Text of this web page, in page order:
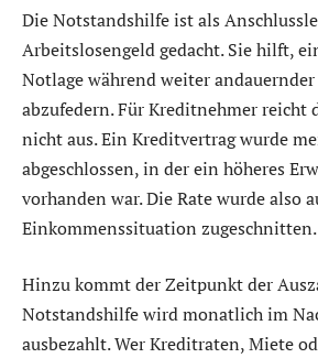
Die Notstandshilfe ist als
Arbeitslosengeld gedacht. Sie hilft,
Notlage während weiter
abzufedern. Für Kreditnehmer reicht
nicht aus. Ein Kreditvertrag wurde
abgeschlossen, in der ein höheres
vorhanden war. Die Rate wurde also
Einkommenssituation zugeschnitten.
Hinzu kommt der Zeitpunkt der
Notstandshilfe wird monatlich im
ausbezahlt. Wer Kreditraten, Miete